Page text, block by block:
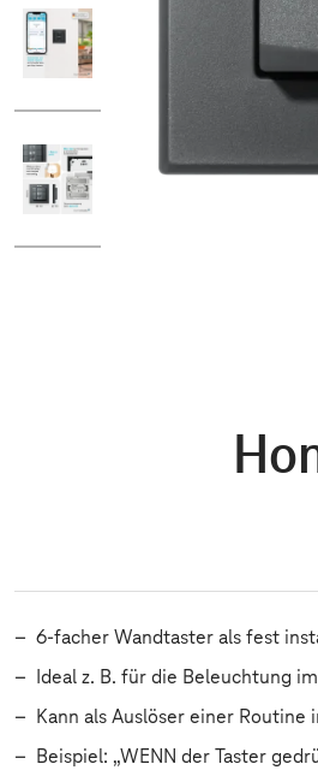
6-facher Wandtaster als fest
Ideal z. B. für die Beleuchtung
Kann als Auslöser einer
Beispiel: „WENN der Taster